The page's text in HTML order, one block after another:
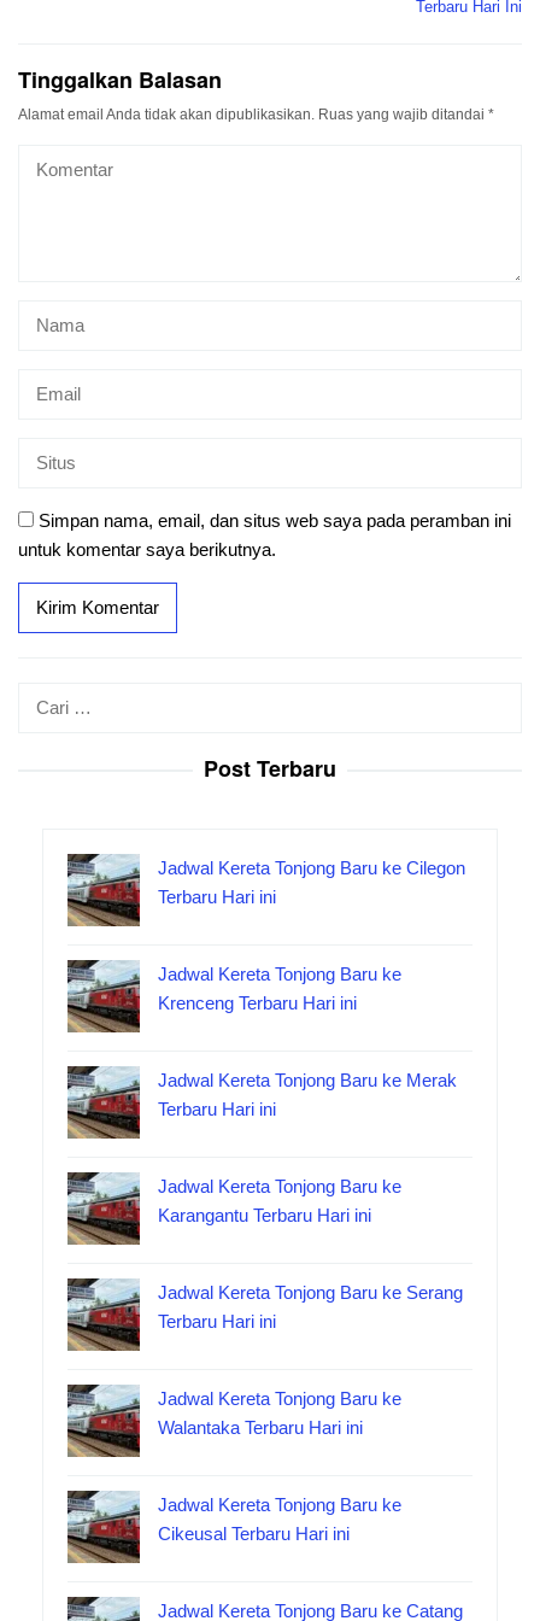
Terbaru Hari Ini
Tinggalkan Balasan
Alamat email Anda tidak akan dipublikasikan. Ruas yang wajib ditandai *
Simpan nama, email, dan situs web saya pada peramban ini
untuk komentar saya berikutnya.
Post Terbaru
Jadwal Kereta Tonjong Baru ke Cilegon
Terbaru Hari ini
Jadwal Kereta Tonjong Baru ke
Krenceng Terbaru Hari ini
Jadwal Kereta Tonjong Baru ke Merak
Terbaru Hari ini
Jadwal Kereta Tonjong Baru ke
Karangantu Terbaru Hari ini
Jadwal Kereta Tonjong Baru ke Serang
Terbaru Hari ini
Jadwal Kereta Tonjong Baru ke
Walantaka Terbaru Hari ini
Jadwal Kereta Tonjong Baru ke
Cikeusal Terbaru Hari ini
Jadwal Kereta Tonjong Baru ke Catang